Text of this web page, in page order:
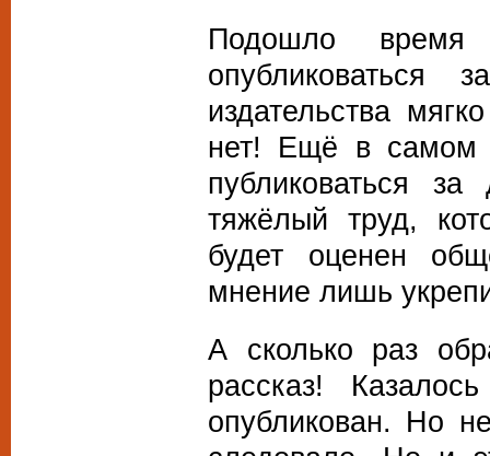
Подошло
издательства
нет! Ещё в самом
публиковаться
тяжёлый труд,
будет оценен
мнение лишь
А сколько раз
рассказ!
опубликован. Но